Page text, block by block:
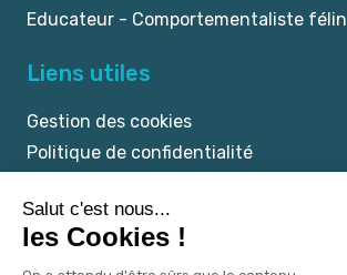
Educateur - Comportementaliste félin
Liens utiles
Gestion des cookies
Politique de confidentialité
CGU